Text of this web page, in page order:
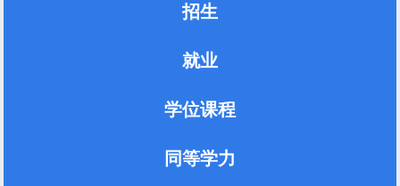
招生
就业
学位课程
同等学力